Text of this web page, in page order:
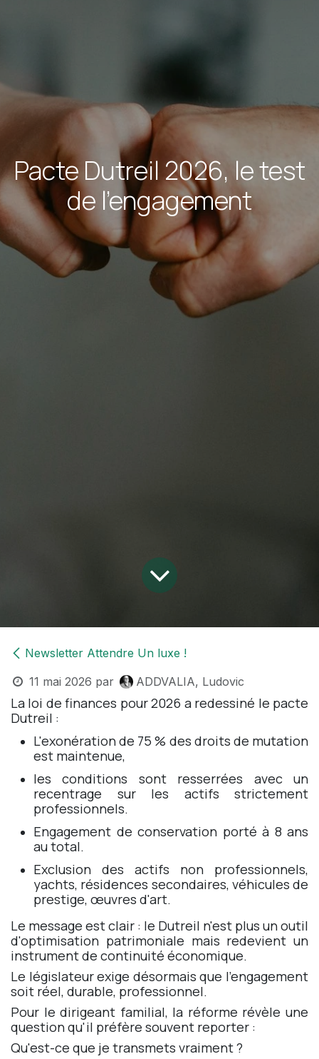
Pacte Dutreil 2026, le test
de l'engagement
Newsletter Attendre Un luxe !
11 mai 2026 par ADDVALIA, Ludovic
La loi de finances pour 2026 a redessiné le pacte
Dutreil :
L'exonération de 75 % des droits de mutation
est maintenue,
les conditions sont resserrées avec un
recentrage sur les actifs strictement
professionnels.
Engagement de conservation porté à 8 ans
au total.
Exclusion des actifs non professionnels,
yachts, résidences secondaires, véhicules de
prestige, œuvres d'art.
Le message est clair : le Dutreil n'est plus un outil
d'optimisation patrimoniale mais redevient un
instrument de continuité économique.
Le législateur exige désormais que l'engagement
soit réel, durable, professionnel.
Pour le dirigeant familial, la réforme révèle une
question qu'il préfère souvent reporter :
Qu'est-ce que je transmets vraiment ?